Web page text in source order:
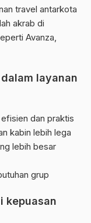
travel antarkota
akrab di
Avanza,
layanan
dan praktis
kabin lebih lega
lebih besar
grup
kepuasan